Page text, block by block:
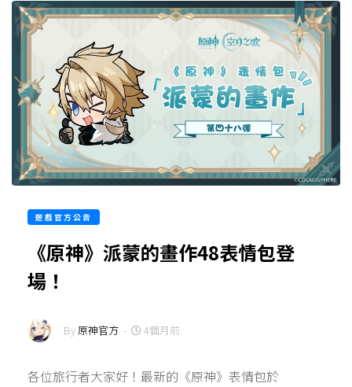
遊戲官方公告
《原神》派蒙的畫作48表情包登
場！
By原神官方 - 4個月前
各位旅行者大家好！最新的《原神》表情包於